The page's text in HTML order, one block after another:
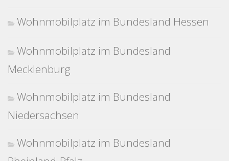
Wohnmobilplatz im Bundesland Hessen
Wohnmobilplatz im Bundesland
Mecklenburg
Wohnmobilplatz im Bundesland
Niedersachsen
Wohnmobilplatz im Bundesland